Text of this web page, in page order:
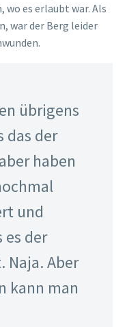
es erlaubt war. Als
war der Berg leider
übrigens
das der
haben
und
es der
Naja. Aber
kann man